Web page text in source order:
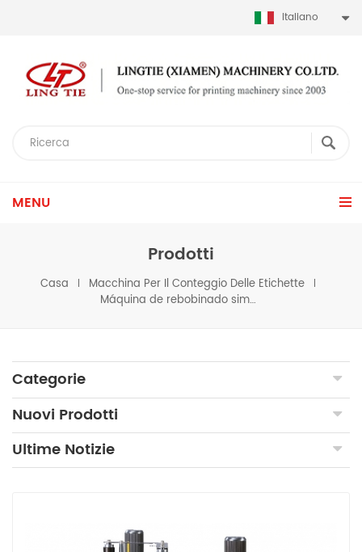
Italiano
MENU
Prodotti
Casa
Macchina Per Il Conteggio Delle Etichette
Máquina de rebobinado simple
Categorie
Nuovi Prodotti
Ultime Notizie